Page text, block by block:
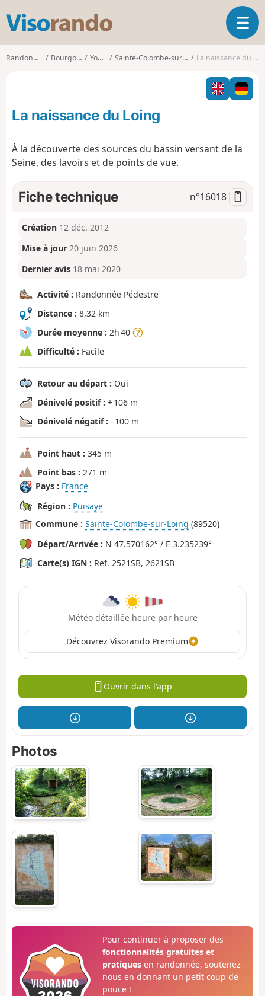
s
o
o
O
u
v
i
r
l
a
t
Randonnées Bourgogne Yonne Sainte-Colombe-sur-Loing La naissance du Loing
La naissance du Loing
À la découverte des sources du bassin versant de la
Seine, des lavoirs et de points de vue.
Fiche technique n°16018
Création 12 déc. 2012
Mise à jour 20 juin 2026
Dernier avis 18 mai 2020
Activité : Randonnée Pédestre
Distance : 8,32 km
Durée moyenne : 2h 40
Difficulté : Facile
Retour au départ : Oui
Dénivelé positif : + 106 m
Dénivelé négatif : - 100 m
Point haut : 345 m
Point bas : 271 m
Pays : France
Région : Puisaye
Commune : Sainte-Colombe-sur-Loing (89520)
Départ/Arrivée : N 47.570162° / E 3.235239°
Carte(s) IGN : Ref. 2521SB, 2621SB
Météo détaillée heure par heure
Découvrez Visorando Premium
Ouvrir dans l'app
Photos
Pour continuer à proposer des
fonctionnalités gratuites et
pratiquesen randonnée, soutenez-
nous en donnant un petit coup de
pouce !